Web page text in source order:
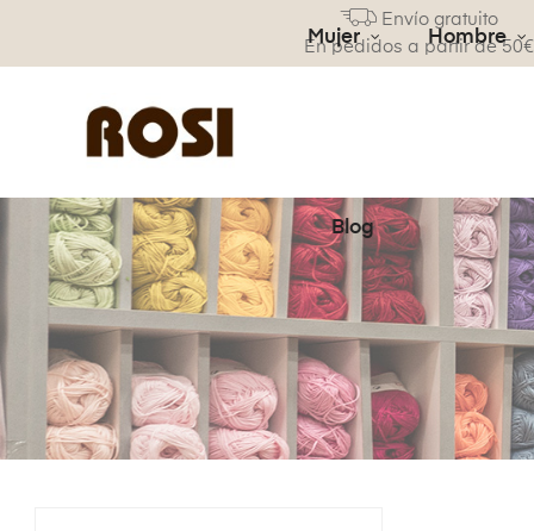
Envío gratuito
En pedidos a partir de 50€
Mujer Hombre
Blog